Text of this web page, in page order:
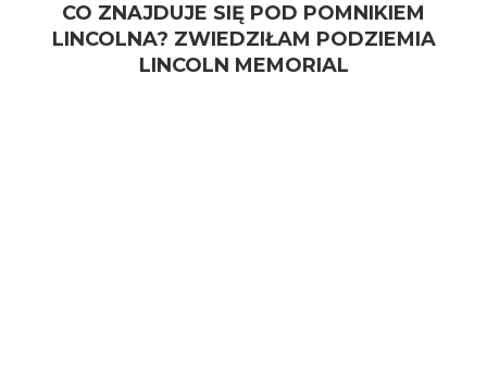
CO ZNAJDUJE SIĘ POD POMNIKIEM
LINCOLNA? ZWIEDZIŁAM PODZIEMIA
LINCOLN MEMORIAL